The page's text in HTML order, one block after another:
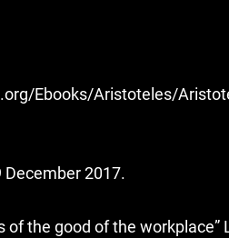
Ebooks/Aristoteles/
December 2017.
the good of the workplace”